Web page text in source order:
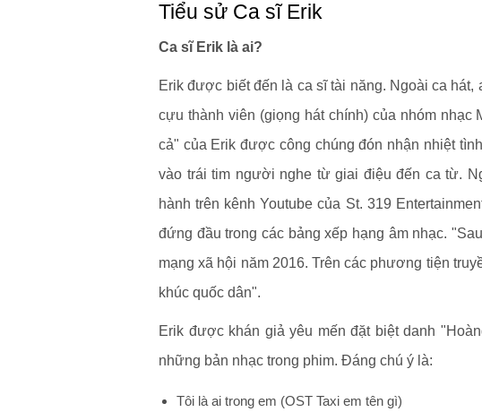
Tiểu sử Ca sĩ Erik
Ca sĩ Erik là ai?
Erik được biết đến là ca sĩ tài năng. Ngoài ca hát,
cựu thành viên (giọng hát chính) của nhóm nhạc
cả" của Erik được công chúng đón nhận nhiệt
vào trái tim người nghe từ giai điệu đến ca từ.
hành trên kênh Youtube của St. 319
đứng đầu trong các bảng xếp hạng âm nhạc.
mạng xã hội năm 2016. Trên các phương tiện
khúc quốc dân".
Erik được khán giả yêu mến đặt biệt danh
những bản nhạc trong phim. Đáng chú ý là:
Tôi là ai trong em (OST Taxi em tên gì)